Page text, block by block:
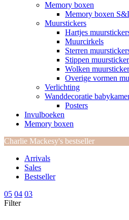
Memory boxen
Memory boxen
Muurstickers
Hartjes
Muurcirkels
Sterren
Stippen
Wolken
Overige vormen
Verlichting
Wanddecoratie
Posters
Invulboeken
Memory boxen
Charlie Mackesy's bestseller
Arrivals
Sales
Bestseller
05 04 03
Filter